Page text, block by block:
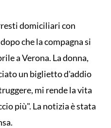
domiciliari con
che la compagna si
a Verona. La donna,
un biglietto d'addio
mi rende la vita
più". La notizia è stata